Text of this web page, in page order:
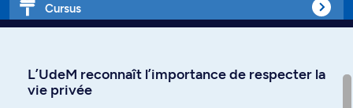
Cursus
L’UdeM reconnaît l’importance de respecter la
vie privée